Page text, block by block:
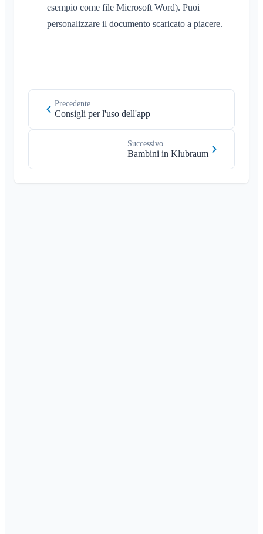
esempio come file Microsoft Word). Puoi
personalizzare il documento scaricato a piacere.
Precedente
Consigli per l'uso dell'app
Successivo
Bambini in Klubraum